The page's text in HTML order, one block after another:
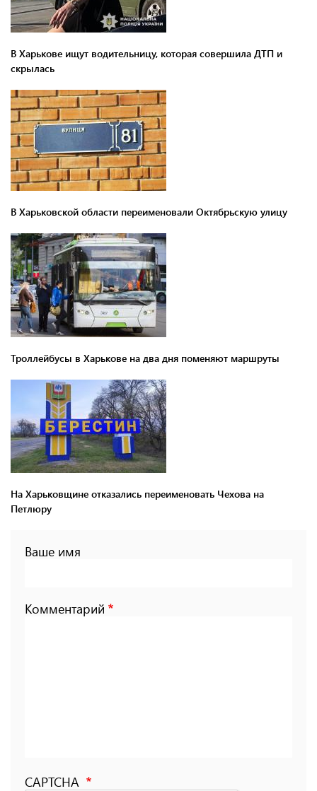
В Харькове ищут водительницу, которая совершила ДТП и
скрылась
В Харьковской области переименовали Октябрьскую улицу
Троллейбусы в Харькове на два дня поменяют маршруты
На Харьковщине отказались переименовать Чехова на
Петлюру
Ваше имя
Комментарий
CAPTCHA